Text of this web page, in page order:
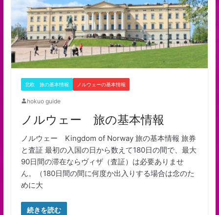
北欧 旅の基本情報 ノルウェーの基本情報
hokuo guide
ノルウェー 旅の基本情報
ノルウェー Kingdom of Norway 旅の基本情報 旅券
と査証 最初の入国の日から数えて180日の間で、最大
90日間の滞在ならヴィザ（査証）は必要ありませ
ん。（180日間の間に何度か出入りする場合は念のた
めに大
続きを読む